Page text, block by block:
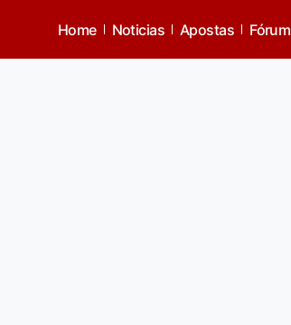
Home Noticias Apostas Fórum